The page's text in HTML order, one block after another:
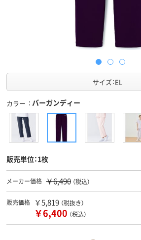
サイズ：EL
カラー バーガンディー
販売単位：1枚
メーカー価格 ￥6,490 （税込）
販売価格 ￥5,819 （税抜き）
￥6,400 （税込）